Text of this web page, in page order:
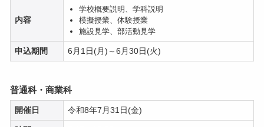
内容
学校概要説明、学科説明
模擬授業、体験授業
施設見学、部活動見学
申込期間 6月1日(月)～6月30日(火)
普通科・商業科
開催日 令和8年7月31日(金)